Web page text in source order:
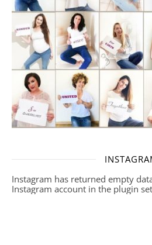
Instagram has returned empty
Instagram account in the plugin